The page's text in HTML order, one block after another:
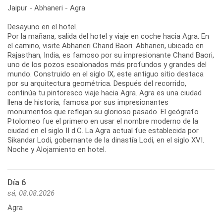
Jaipur - Abhaneri - Agra
Desayuno en el hotel.
Por la mañana, salida del hotel y viaje en coche hacia Agra. En
el camino, visite Abhaneri Chand Baori. Abhaneri, ubicado en
Rajasthan, India, es famoso por su impresionante Chand Baori,
uno de los pozos escalonados más profundos y grandes del
mundo. Construido en el siglo IX, este antiguo sitio destaca
por su arquitectura geométrica. Después del recorrido,
continúa tu pintoresco viaje hacia Agra. Agra es una ciudad
llena de historia, famosa por sus impresionantes
monumentos que reflejan su glorioso pasado. El geógrafo
Ptolomeo fue el primero en usar el nombre moderno de la
ciudad en el siglo II d.C. La Agra actual fue establecida por
Sikandar Lodi, gobernante de la dinastía Lodi, en el siglo XVI.
Noche y Alojamiento en hotel.
Día 6
sá, 08.08.2026
Agra